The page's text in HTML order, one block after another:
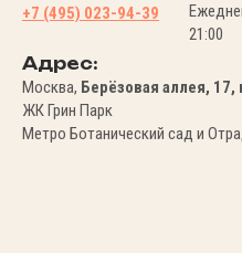
+7 (495) 023-94-39
Москва, Берёзовая аллея, 17,
ЖК Грин Парк
Метро Ботанический сад и
21:00
Адрес: